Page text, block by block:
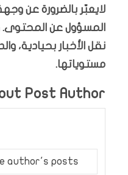
لايعبّر بالضرورة عن
المسؤول عن
نقل الأخبار بحيادية،
مستوياتها.
Post Author
author's posts